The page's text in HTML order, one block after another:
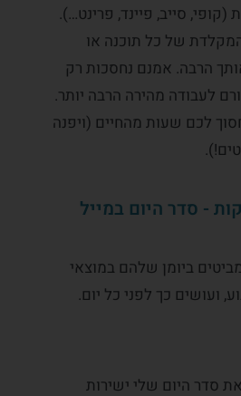
סייב, פיינד, פרינט…).
של כל תוכנה או
הרבה. אמנם נחסכות רק
לעבודה מהירה הרבה יותר.
לכם שעות מהחיים (ויפנה
- סדר היום במייל
ביומן שלהם במוצאי
ועושים כך לפני כל יום.
סדר היום שלי ישירות